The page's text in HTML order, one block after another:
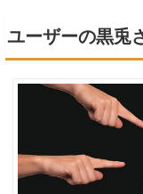
ユーザーの黒兎